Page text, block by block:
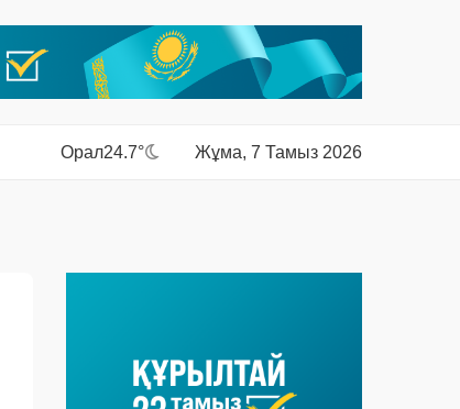
Орал24.7° Жұма, 7 Тамыз 2026